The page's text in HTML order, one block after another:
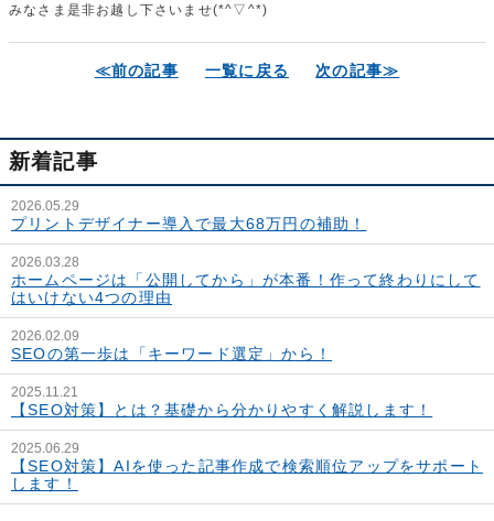
みなさま是非お越し下さいませ(*^▽^*)
≪前の記事 一覧に戻る 次の記事≫
新着記事
2026.05.29
プリントデザイナー導入で最大68万円の補助！
2026.03.28
ホームページは「公開してから」が本番！作って終わりにして
はいけない4つの理由
2026.02.09
SEOの第一歩は「キーワード選定」から！
2025.11.21
【SEO対策】とは？基礎から分かりやすく解説します！
2025.06.29
【SEO対策】AIを使った記事作成で検索順位アップをサポート
します！